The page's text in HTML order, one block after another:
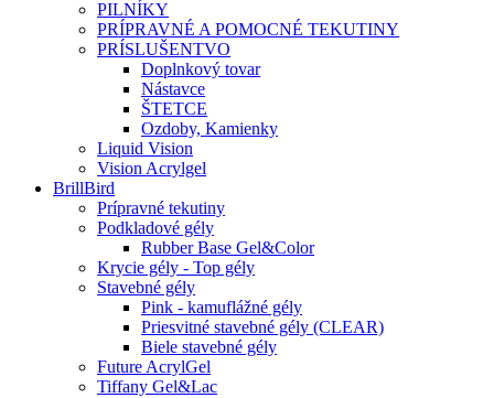
PILNÍKY
PRÍPRAVNÉ A POMOCNÉ TEKUTINY
PRÍSLUŠENTVO
Doplnkový tovar
Nástavce
ŠTETCE
Ozdoby, Kamienky
Liquid Vision
Vision Acrylgel
BrillBird
Prípravné tekutiny
Podkladové gély
Rubber Base Gel&Color
Krycie gély - Top gély
Stavebné gély
Pink - kamuflážné gély
Priesvitné stavebné gély (CLEAR)
Biele stavebné gély
Future AcrylGel
Tiffany Gel&Lac